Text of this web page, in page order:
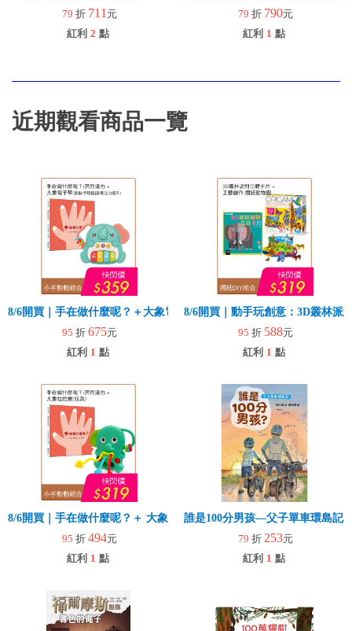
79 折 711 元
紅利 2 點
79 折 790元
紅利 1 點
近期觀看商品一覽
8/6開買｜手在做什麼呢？＋大象電子琴
95 折 675元
紅利 1 點
8/6開買｜動手玩創意：3D叢林派
95 折 588元
紅利 1 點
8/6開買｜手在做什麼呢？＋ 大象拉拉樂(玩具)
95 折 494元
紅利 1 點
誰是100分男孩—父子單車環島記
79 折 253元
紅利 1 點